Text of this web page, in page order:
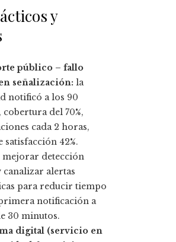
y
público – fallo
señalización: la
notificó a los 90
del 70%,
cada 2 horas,
satisfacción 42%.
mejorar detección
canalizar alertas
para reducir tiempo
notificación a
30 minutos.
digital (servicio en